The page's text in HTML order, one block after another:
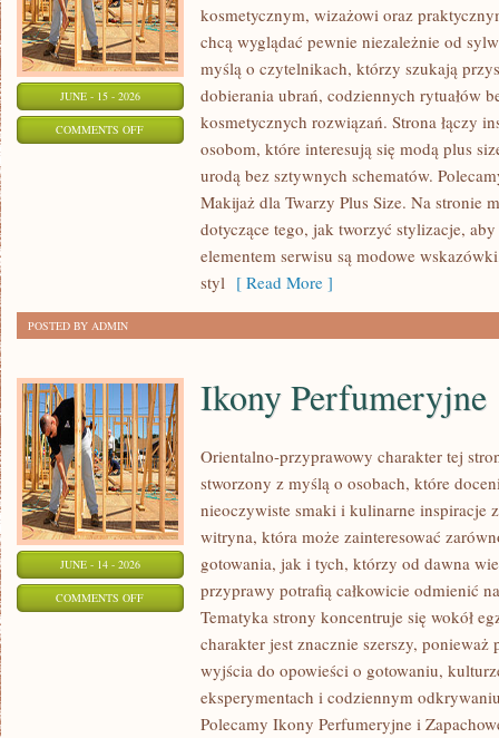
JUNE - 15 - 2026
COMMENTS OFFON
kosmetycznym, wizażowi oraz
chcą wyglądać pewnie niezależnie od
myślą o czytelnikach, którzy szukają
dobierania ubrań, codziennych rytuałów
kosmetycznych rozwiązań. Strona łączy
osobom, które interesują się modą plus
urodą bez sztywnych schematów.
Makijaż dla Twarzy Plus Size. Na stronie
dotyczące tego, jak tworzyć stylizacje,
elementem serwisu są modowe
styl [ Read More ]
POSTED BY ADMIN
JUNE - 14 - 2026
COMMENTS OFFON
PERFUMERYJNE
Ikony Perfumeryjne
Orientalno-przyprawowy charakter tej
stworzony z myślą o osobach, które
nieoczywiste smaki i kulinarne inspiracje
witryna, która może zainteresować
gotowania, jak i tych, którzy od dawna
przyprawy potrafią całkowicie odmienić
Tematyka strony koncentruje się wokół
charakter jest znacznie szerszy,
wyjścia do opowieści o gotowaniu,
eksperymentach i codziennym
Polecamy Ikony Perfumeryjne i